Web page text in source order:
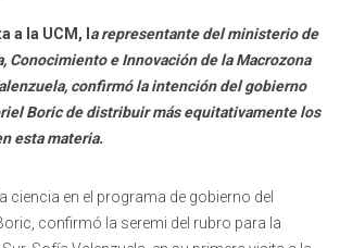
a la UCM, l a representante del ministerio de
Conocimiento e Innovación de la Macrozona
confirmó la intención del gobierno
Boric de distribuir más equitativamente los
esta materia.
ciencia en el programa de gobierno del
confirmó la seremi del rubro para la